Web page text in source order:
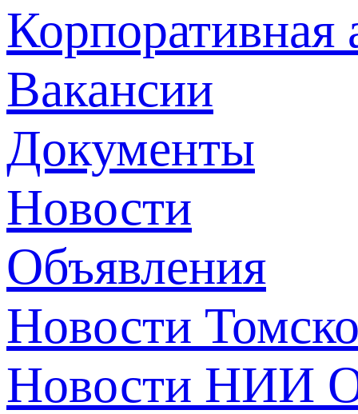
Корпоративная
Вакансии
Документы
Новости
Объявления
Новости
Новости НИИ